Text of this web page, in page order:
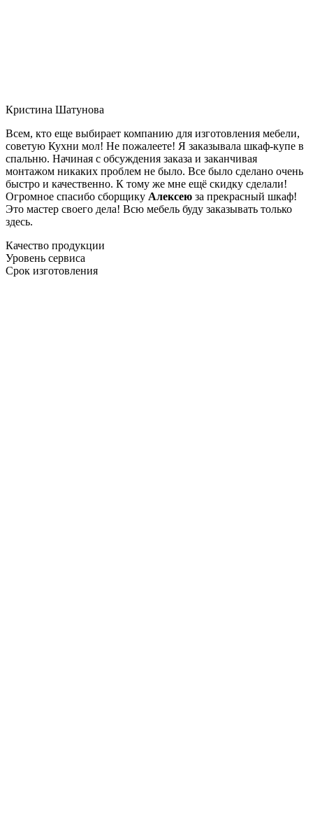
Кристина Шатунова
Всем, кто еще выбирает компанию для изготовления мебели,
советую Кухни мол! Не пожалеете! Я заказывала шкаф-купе в
спальню. Начиная с обсуждения заказа и заканчивая
монтажом никаких проблем не было. Все было сделано очень
быстро и качественно. К тому же мне ещё скидку сделали!
Огромное спасибо сборщику Алексею за прекрасный шкаф!
Это мастер своего дела! Всю мебель буду заказывать только
здесь.
Качество продукции
Уровень сервиса
Срок изготовления